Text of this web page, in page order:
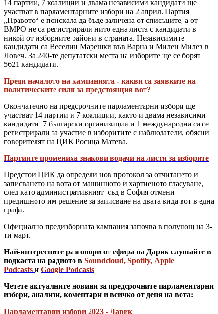
14 партии, 7 коалиции и двама независими кандидати ще
участват в парламентарните избори на 2 април. Партия
„Правото“ е поискала да бъде заличена от списъците, а от
ВМРО не са регистрирали нито една листа с кандидати в
никой от изборните райони в страната. Независимите
кандидати са Веселин Марешки във Варна и Милен Милев в
Ловеч. За 240-те депутатски места на изборите ще се борят
5621 кандидати.
Преди началото на кампанията - какви са заявките на
политическите сили за предстоящия вот?
Окончателно на предсрочните парламентарни избори ще
участват 14 партии и 7 коалиции, както и двама независими
кандидати. 7 български организиции и 1 международна са се
регистрирали за участие в изборитите с наблюдатели, обясни
говорителят на ЦИК Росица Матева.
Партиите промениха знакови водачи на листи за изборите
Предстои ЦИК да определи нов протокол за отчитането и
записването на вота от машинното и хартиеното гласуване,
след като административният съд в София отмени
предишното им решение за записване на двата вида вот в една
графа.
Официално предизборната кампания започва в полунощ на 3-
ти март.
Най-интересните разговори от ефира на Дарик слушайте в
подкаста на радиото в Soundcloud, Spotify, Apple
Podcasts и Google Podcasts
Четете актуалните новини за предсрочните парламентарни
избори, анализи, коментари и всичко от деня на вота:
Парламентарни избори 2023 - Дарик